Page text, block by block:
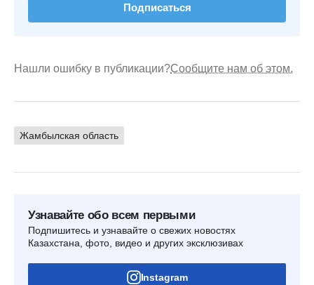
Подписаться
Нашли ошибку в публикации?Сообщите нам об этом.
Жамбылская область
Узнавайте обо всем первыми
Подпишитесь и узнавайте о свежих новостях
Казахстана, фото, видео и других эксклюзивах
Instagram